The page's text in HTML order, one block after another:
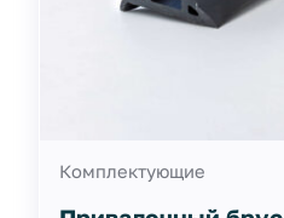
Комплектующие